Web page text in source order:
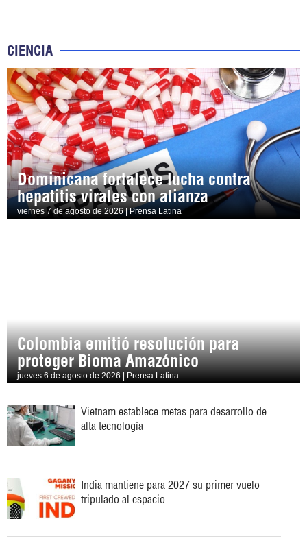
CIENCIA
Dominicana fortalece lucha contra
hepatitis virales con alianza
viernes 7 de agosto de 2026 | Prensa Latina
Colombia emitió resolución para
proteger Bioma Amazónico
jueves 6 de agosto de 2026 | Prensa Latina
Vietnam establece metas para desarrollo de
alta tecnología
India mantiene para 2027 su primer vuelo
tripulado al espacio